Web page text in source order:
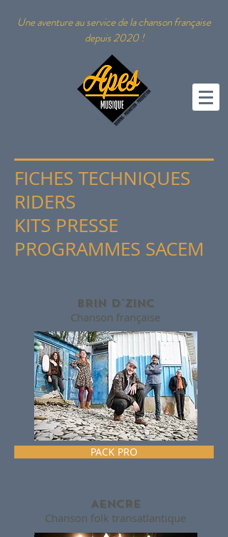
Une aventure au service de la chanson française
depuis 2020 !
FICHES TECHNIQUES
RIDERS
KITS PRESSE
PROGRAMMES SACEM
BRIN D'ZINC
Chanson française
PACK PRO
AENCRE
Chanson folk transatlantique